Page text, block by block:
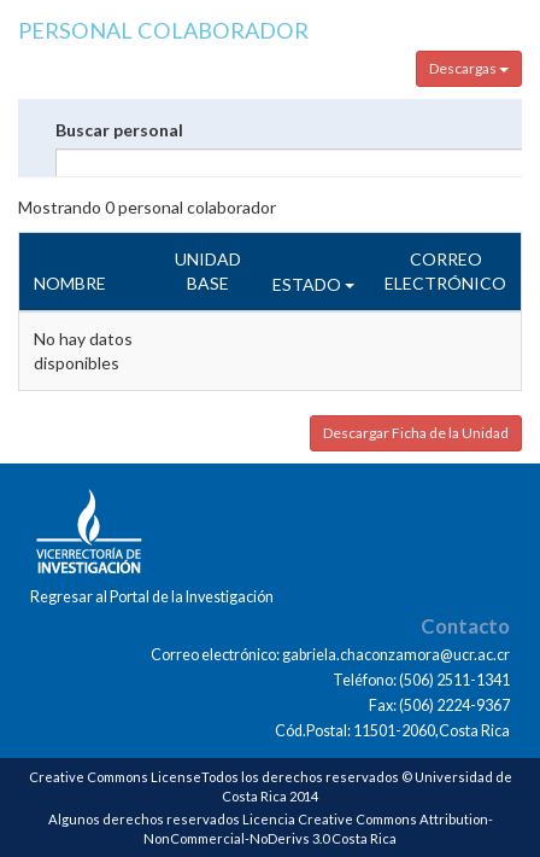
PERSONAL COLABORADOR
Descargas
Buscar personal
Mostrando 0personal colaborador
NOMBRE
UNIDAD
BASE
ESTADO
CORREO
ELECTRÓNICO
No hay datos
disponibles
Descargar Ficha de la Unidad
Regresar al Portal de la Investigación
Contacto
Correo electrónico: gabriela.chaconzamora@ucr.ac.cr
Teléfono: (506) 2511-1341
Fax: (506) 2224-9367
Cód.Postal: 11501-2060,Costa Rica
Creative Commons LicenseTodos los derechos reservados © Universidad de
Costa Rica 2014
Algunos derechos reservados Licencia Creative Commons Attribution-
NonCommercial-NoDerivs 3.0 Costa Rica